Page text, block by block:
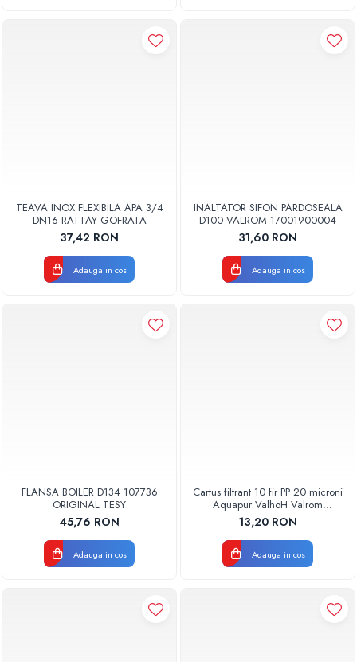
TEAVA INOX FLEXIBILA APA 3/4
DN16 RATTAY GOFRATA
37,42 RON
Adauga in cos
INALTATOR SIFON PARDOSEALA
D100 VALROM 17001900004
31,60 RON
Adauga in cos
FLANSA BOILER D134 107736
ORIGINAL TESY
45,76 RON
Adauga in cos
Cartus filtrant 10 fir PP 20 microni
Aquapur ValhoH Valrom
AQUA07000210020
13,20 RON
Adauga in cos